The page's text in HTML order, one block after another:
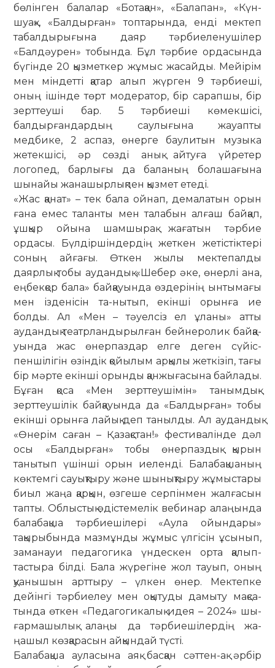
бөлінген балалар «Ботақан», «Балапан», «Күн­
шуақ», «Балдырған» топтарында, енді мектеп
табалдырығына даяр тәрбие­ле­­нушілер
«Балдәурен» тобында. Бұл тәрбие ордасында
бүгінде 20 қыз­мет­­кер жұмыс жасайды. Мейірім
мен міндетті қатар алып жүрген 9 тәрбиеші,
оның ішінде төрт модератор, бір сарапшы, бір
зерттеуші бар. 5 тәрбиеші көмекшісі,
балдырғандардың саулығына жауапты
медбике, 2 аспаз, өнерге бау­литын му­зыка
жетекшісі, әр сөзді анық айтуға үйретер
логопед, барлығы да баланың болашағына
шынайы жана­шыр­лықпен қыз­мет етеді.
«Жас қанат» – тек бала ойнап, дема­латын орын
ғана емес таланты мен талабын алғаш байқап,
ұшқыр ойына шам­шырақ жағатын тәрбие
ордасы. Бүл­дір­шіндердің жеткен жетістіктері
соның айғағы. Өткен жылы мектепалды
даярлық тобы аудандық «Шебер әке, өнерлі ана,
еңбек­қор бала» байқауында өздерінің ынтымағы
мен ізденісін та-­нытып, екінші орынға ие
болды. Ал «Мен – тәуелсіз ел ұланы» атты
аудандық театрлан­ды­рылған бейнеролик байқа­
уын­да жас өнер­паздар елге деген сүйіс­
пеншілігін өзіндік қойылым арқылы жет­кі­зіп, тағы
бір мәрте екінші орынды қанжы­ға­сына байлады.
Бұған қоса «Мен зерт­­теу­шімін» танымдық-
зерттеушілік бай­­­­­­­қа­у­­ын­да да «Балдырған» тобы
екін­ші орын­ға лайық деп танылды. Ал ау­дан­дық
«Өнерім саған – Қазақстан!» фес­­ти­валінде дәл
осы «Балдырған» тобы өнер­паздық қырын
танытып үшінші орын иеленді. Балабақшаның
көктемгі сауықтыру және шынықтыру жұмыстары
биыл жаңа қарқын, өзгеше серпінмен жал­ғасын
тапты. Облыстық әдістемелік вебинар алаңында
балабақша тәрбие­шілері «Аула ойындары»
тақырыбында мазмұнды жұмыс үлгісін ұсынып,
за­ма­науи педагогика үндескен орта қа­лып­
тастыра білді. Бала жүрегіне жол тауып, оның
қуанышын арттыру – үлкен өнер. Мектепке
дейінгі тәр­биелеу мен оқытуды дамыту мақ­са­
тында өткен «Педагогикалық идея – 2024» шы­
ғар­ма­шылық алаңы да тәр­бие­ші­лердің жа­
ңашыл көзқарасын айқын­дай түсті.
Балабақша ауласына аяқ басқан сәттен-ақ әрбір